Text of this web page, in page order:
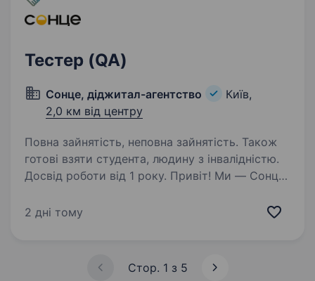
Тестер (QA)
Сонце, діджитал-агентство
Київ,
2,0 км від центру
Повна зайнятість, неповна зайнятість. Також
готові взяти студента, людину з інвалідністю.
Досвід роботи від 1 року. Привіт! Ми — Сонце,
яке створює інноваційні проекти для відомих
клієнтами, як АТБ, EVA,…
2 дні тому
Стор. 1 з 5